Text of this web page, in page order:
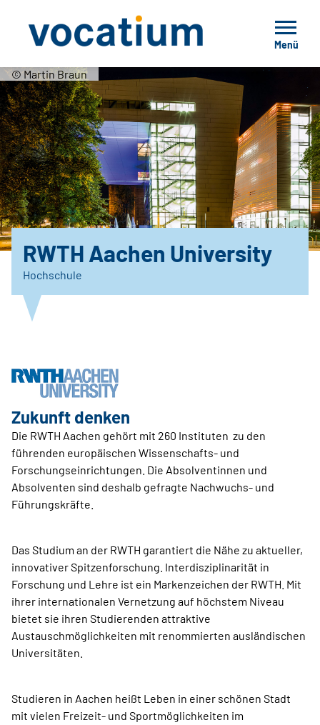
Menü
© Martin Braun
RWTH Aachen University
Hochschule
Zukunft denken
Die RWTH Aachen gehört mit 260 Instituten zu den
führenden europäischen Wissenschafts- und
Forschungseinrichtungen. Die Absolventinnen und
Absolventen sind deshalb gefragte Nachwuchs- und
Führungskräfte.
Das Studium an der RWTH garantiert die Nähe zu aktueller,
innovativer Spitzenforschung. Interdisziplinarität in
Forschung und Lehre ist ein Markenzeichen der RWTH. Mit
ihrer internationalen Vernetzung auf höchstem Niveau
bietet sie ihren Studierenden attraktive
Austauschmöglichkeiten mit renommierten ausländischen
Universitäten.
Studieren in Aachen heißt Leben in einer schönen Stadt
mit vielen Freizeit- und Sportmöglichkeiten im